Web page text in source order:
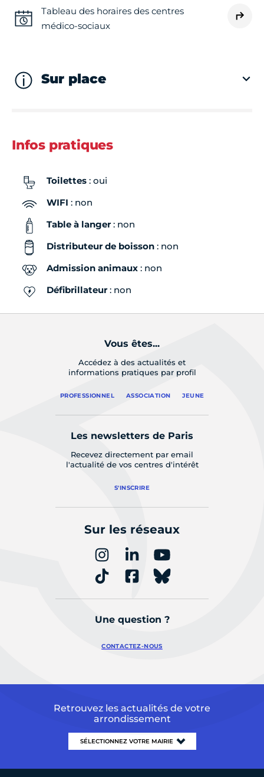
Tableau des horaires des centres
médico-sociaux
Sur place
Infos pratiques
Toilettes : oui
WIFI : non
Table à langer: non
Distributeur de boisson : non
Admission animaux : non
Défibrillateur: non
Vous êtes...
Accédez à des actualités et
informations pratiques par profil
PROFESSIONNEL ASSOCIATION JEUNE
Les newsletters de Paris
Recevez directement par email
l'actualité de vos centres d'intérêt
S'INSCRIRE
Sur les réseaux
Une question ?
CONTACTEZ-NOUS
Retrouvez les actualités de votre
arrondissement